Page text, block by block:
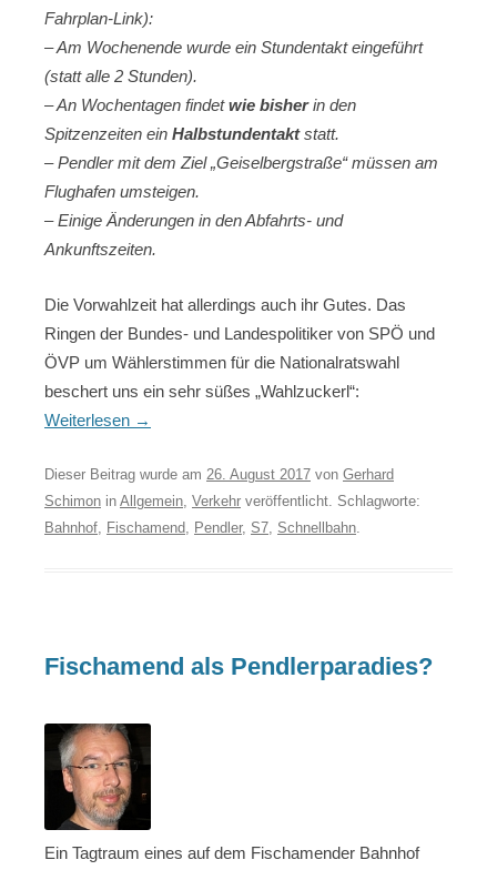
Fahrplan-Link):
– Am Wochenende wurde ein Stundentakt eingeführt
(statt alle 2 Stunden).
– An Wochentagen findetwie bisherin den
Spitzenzeiten ein Halbstundentaktstatt.
– Pendler mit dem Ziel „Geiselbergstraße“ müssen am
Flughafen umsteigen.
– Einige Änderungen in den Abfahrts- und
Ankunftszeiten.
Die Vorwahlzeit hat allerdings auch ihr Gutes. Das
Ringen der Bundes- und Landespolitiker von SPÖ und
ÖVP um Wählerstimmen für die Nationalratswahl
beschert uns ein sehr süßes „Wahlzuckerl“:
Weiterlesen →
Dieser Beitrag wurde am 26. August 2017 von Gerhard
Schimon in Allgemein Verkehr veröffentlicht. Schlagworte:
Bahnhof
Fischamend Pendler, S7 Schnellbahn
Fischamend als Pendlerparadies?
Ein Tagtraum eines auf dem Fischamender Bahnhof